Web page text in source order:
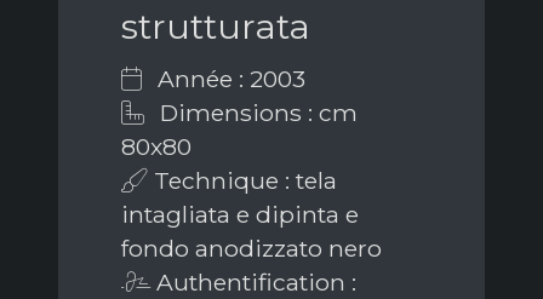
strutturata
Année : 2003
Dimensions : cm
80x80
Technique : tela
intagliata e dipinta e
fondo anodizzato nero
Authentification :